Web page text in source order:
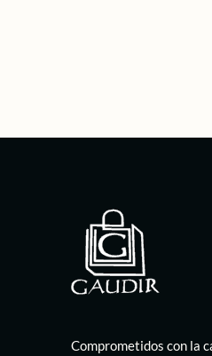
Comprometidos con la